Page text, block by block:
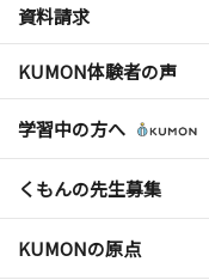
資料請求
KUMON体験者の声
学習中の方へ
くもんの先生募集
KUMONの原点